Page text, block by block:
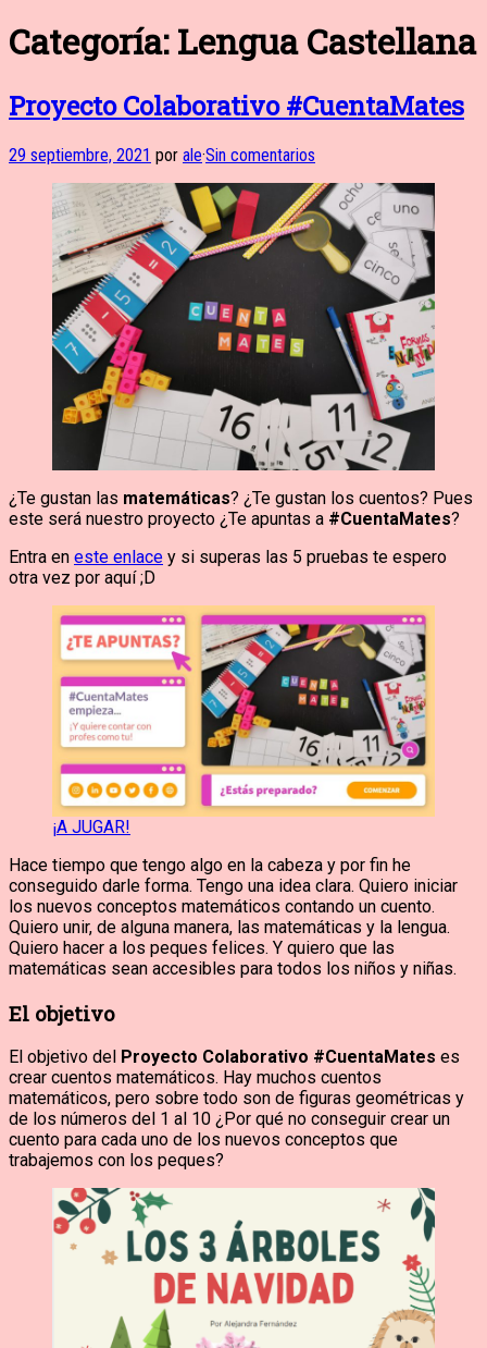
Categoría:Lengua Castellana
Proyecto Colaborativo #CuentaMates
29 septiembre, 2021 por ale·Sin comentarios
¿Te gustan las matemáticas? ¿Te gustan los cuentos? Pues
este será nuestro proyecto ¿Te apuntas a #CuentaMates?
Entra en este enlace y si superas las 5 pruebas te espero
otra vez por aquí ;D
¡A JUGAR!
Hace tiempo que tengo algo en la cabeza y por fin he
conseguido darle forma. Tengo una idea clara. Quiero iniciar
los nuevos conceptos matemáticos contando un cuento.
Quiero unir, de alguna manera, las matemáticas y la lengua.
Quiero hacer a los peques felices. Y quiero que las
matemáticas sean accesibles para todos los niños y niñas.
El objetivo
El objetivo del Proyecto Colaborativo #CuentaMates es
crear cuentos matemáticos. Hay muchos cuentos
matemáticos, pero sobre todo son de figuras geométricas y
de los números del 1 al 10 ¿Por qué no conseguir crear un
cuento para cada uno de los nuevos conceptos que
trabajemos con los peques?